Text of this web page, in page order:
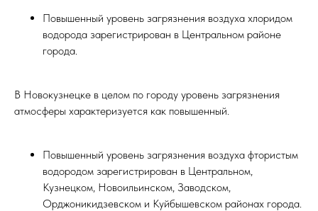
Повышенный уровень загрязнения воздуха хлоридом
водорода зарегистрирован в Центральном районе
города.
В Новокузнецке в целом по городу уровень загрязнения
атмосферы характеризуется как повышенный.
Повышенный уровень загрязнения воздуха фтористым
водородом зарегистрирован в Центральном,
Кузнецком, Новоильинском, Заводском,
Орджоникидзевском и Куйбышевском районах города.